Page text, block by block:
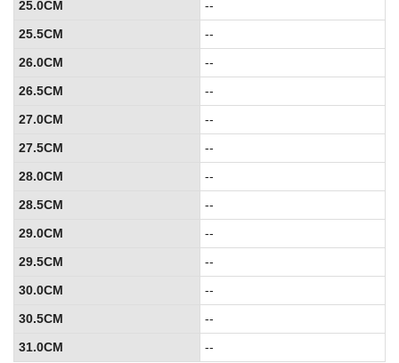
25.0CM
--
25.5CM
--
26.0CM
--
26.5CM
--
27.0CM
--
27.5CM
--
28.0CM
--
28.5CM
--
29.0CM
--
29.5CM
--
30.0CM
--
30.5CM
--
31.0CM
--